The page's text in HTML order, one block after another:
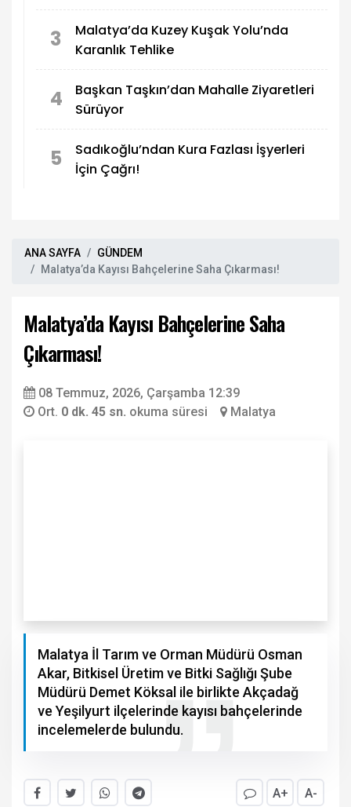
3
Malatya’da Kuzey Kuşak Yolu’nda
Karanlık Tehlike
4
Başkan Taşkın’dan Mahalle Ziyaretleri
Sürüyor
5
Sadıkoğlu’ndan Kura Fazlası İşyerleri
İçin Çağrı!
ANA SAYFA
GÜNDEM
Malatya’da Kayısı Bahçelerine Saha Çıkarması!
Malatya’da Kayısı Bahçelerine Saha
Çıkarması!
08 Temmuz, 2026, Çarşamba 12:39
Ort. 0 dk. 45 sn. okuma süresi Malatya
Malatya İl Tarım ve Orman Müdürü Osman
Akar, Bitkisel Üretim ve Bitki Sağlığı Şube
Müdürü Demet Köksal ile birlikte Akçadağ
ve Yeşilyurt ilçelerinde kayısı bahçelerinde
incelemelerde bulundu.
A+ A-